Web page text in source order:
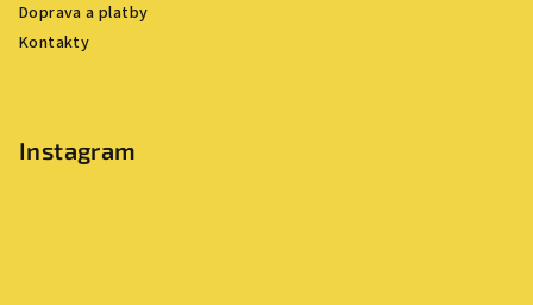
Doprava a platby
Kontakty
Instagram